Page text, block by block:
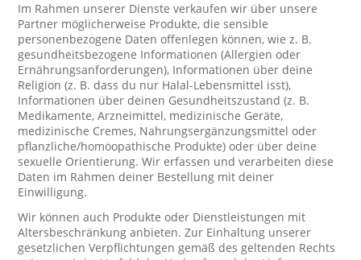
Im Rahmen unserer Dienste verkaufen wir über unsere
Partner möglicherweise Produkte, die sensible
personenbezogene Daten offenlegen können, wie z. B.
gesundheitsbezogene Informationen (Allergien oder
Ernährungsanforderungen), Informationen über deine
Religion (z. B. dass du nur Halal-Lebensmittel isst),
Informationen über deinen Gesundheitszustand (z. B.
Medikamente, Arzneimittel, medizinische Geräte,
medizinische Cremes, Nahrungsergänzungsmittel oder
pflanzliche/homöopathische Produkte) oder über deine
sexuelle Orientierung. Wir erfassen und verarbeiten diese
Daten im Rahmen deiner Bestellung mit deiner
Einwilligung.
Wir können auch Produkte oder Dienstleistungen mit
Altersbeschränkung anbieten. Zur Einhaltung unserer
gesetzlichen Verpflichtungen gemäß des geltenden Rechts